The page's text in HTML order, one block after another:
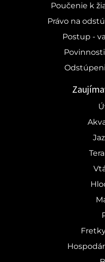
Poučenie k
Právo na
Postup -